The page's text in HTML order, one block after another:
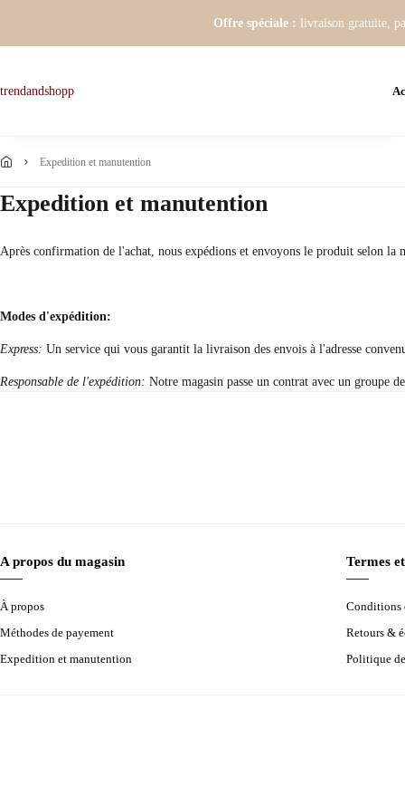
Offre spéciale : livraison gratuite,
trendandshopp
expedition et manutention
Expedition et manutention
Après confirmation de l'achat, nous expédions et envoyons le produit selon
Modes d'expédition:
Express: Un service qui vous garantit la livraison des envois à l'adresse
Responsable de l'expédition: Notre magasin passe un contrat avec un groupe
A propos du magasin
À propos
Méthodes de payement
Expedition et manutention
Termes
Conditions
Retours &
Politique